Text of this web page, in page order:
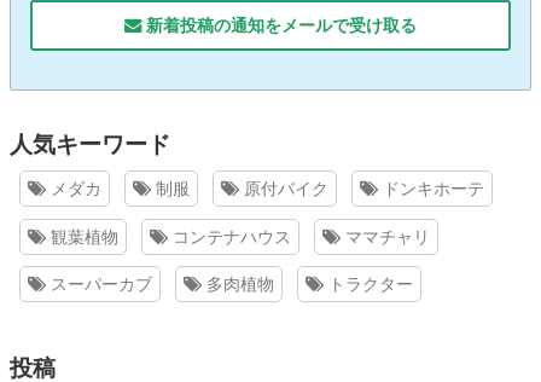
新着投稿の通知をメールで受け取る
人気キーワード
メダカ 制服 原付バイク ドンキホーテ
観葉植物 コンテナハウス ママチャリ
スーパーカブ 多肉植物 トラクター
投稿